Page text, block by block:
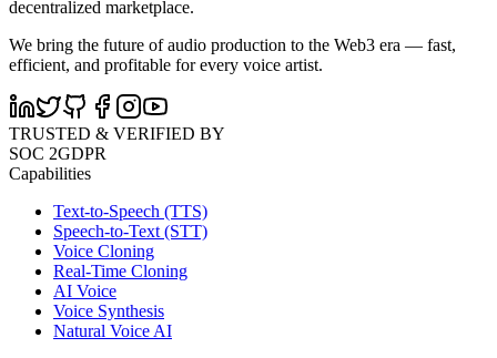
decentralized marketplace.
We bring the future of audio production to the Web3 era — fast,
efficient, and profitable for every voice artist.
TRUSTED & VERIFIED BY
SOC 2GDPR
Capabilities
Text-to-Speech (TTS)
Speech-to-Text (STT)
Voice Cloning
Real-Time Cloning
AI Voice
Voice Synthesis
Natural Voice AI